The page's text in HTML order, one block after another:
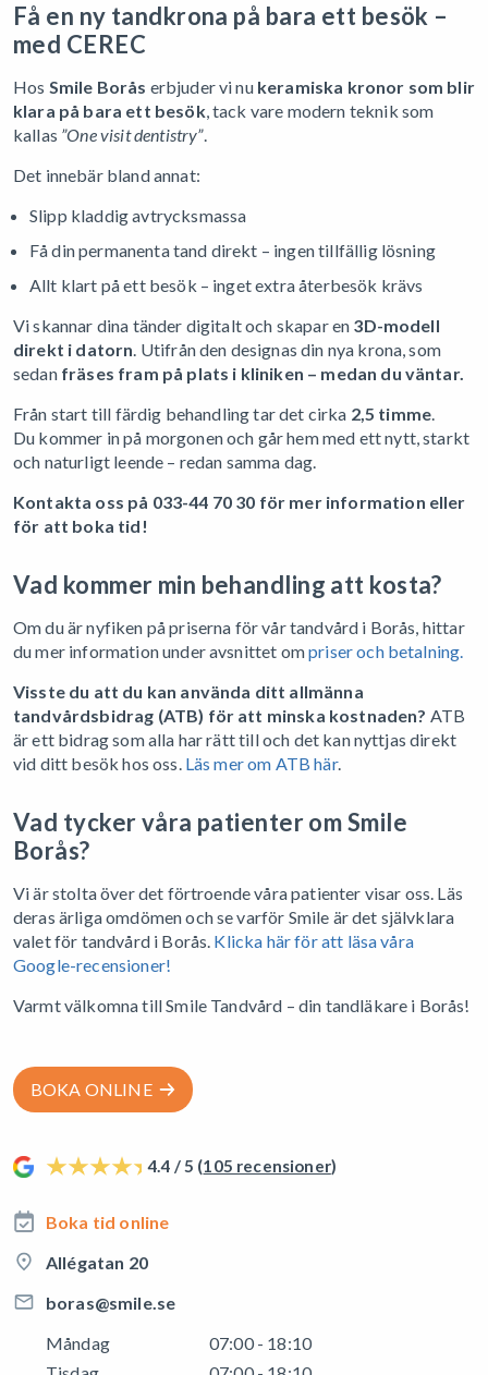
Få en ny tandkrona på bara ett besök –
med CEREC
Hos Smile Borås erbjuder vi nu keramiska kronor som blir
klara på bara ett besök, tack vare modern teknik som
kallas ”One visit dentistry”.
Det innebär bland annat:
Slipp kladdig avtrycksmassa
Få din permanenta tand direkt – ingen tillfällig lösning
Allt klart på ett besök – inget extra återbesök krävs
Vi skannar dina tänder digitalt och skapar en 3D-modell
direkt i datorn. Utifrån den designas din nya krona, som
sedan fräses fram på plats i kliniken – medan du väntar.
Från start till färdig behandling tar det cirka 2,5 timme.
Du kommer in på morgonen och går hem med ett nytt, starkt
och naturligt leende – redan samma dag.
Kontakta oss på 033-44 70 30 för mer information eller
för att boka tid!
Vad kommer min behandling att kosta?
Om du är nyfiken på priserna för vår tandvård i Borås, hittar
du mer information under avsnittet ompriser och betalning.
Visste du att du kan använda ditt allmänna
tandvårdsbidrag (ATB) för att minska kostnaden? ATB
är ett bidrag som alla har rätt till och det kan nyttjas direkt
vid ditt besök hos oss. Läs mer om ATB här.
Vad tycker våra patienter om Smile
Borås?
Vi är stolta över det förtroende våra patienter visar oss. Läs
deras ärliga omdömen och se varför Smile är det självklara
valet för tandvård i Borås. Klicka här för att läsa våra
Google-recensioner!
Varmt välkomna till Smile Tandvård – din tandläkare i Borås!
BOKA ONLINE
4.4 / 5 (105 recensioner)
Boka tid online
Allégatan 20
boras@smile.se
Måndag
07:00 - 18:10